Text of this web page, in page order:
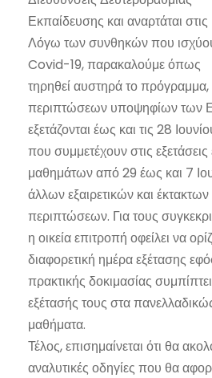
Εκπαίδευσης και αναρτάται στις
Λόγω των συνθηκών που
Covid-19, παρακαλούμε όπως
τηρηθεί αυστηρά το
περιπτώσεων υποψηφίων των
εξετάζονται έως και τις 28
που συμμετέχουν στις εξετάσεις
μαθημάτων από 29 έως και 7
άλλων εξαιρετικών και έκτακτων
περιπτώσεων. Για τους
η οικεία επιτροπή οφείλει να
διαφορετική ημέρα εξέτασης
πρακτικής δοκιμασίας
εξέτασής τους στα
μαθήματα.
Τέλος, επισημαίνεται ότι θα
αναλυτικές οδηγίες που θα